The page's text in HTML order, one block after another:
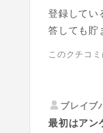
登録してい
答しても貯
このクチコ
ブレイブ
最初はアン